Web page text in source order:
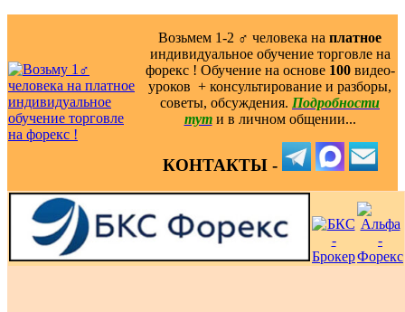
Возьмем 1-2 ‍♂️ человека на платное
индивидуальное обучение торговле на
форекс ! Обучение на основе 100видео-
уроков ️ + консультирование и разборы,
советы, обсуждения. Подробности
тут и в личном общении...
КОНТАКТЫ -